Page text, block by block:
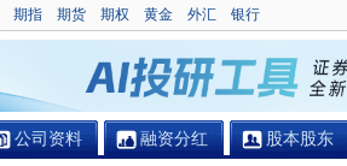
期指 期货 期权 黄金 外汇 银行
公司资料 融资分红 股本股东